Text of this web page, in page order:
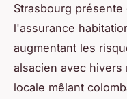
Strasbourg présente
l'assurance
augmentant les
alsacien avec
locale mêlant